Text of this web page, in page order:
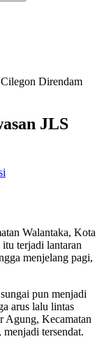
Direndam
JLS
Walantaka, Kota
terjadi lantaran
menjelang pagi,
pun menjadi
arus lalu lintas
Agung, Kecamatan
tersendat.